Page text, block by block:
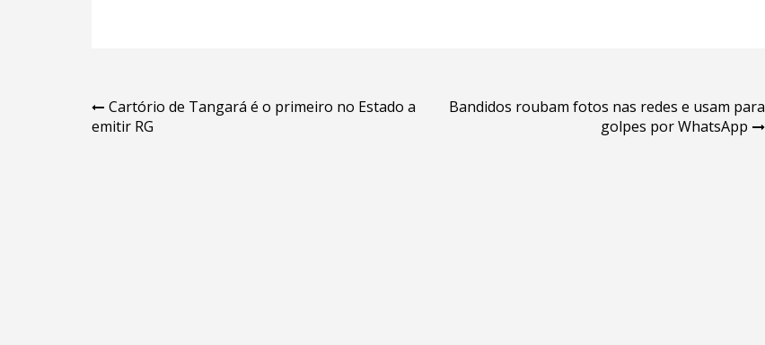
Navegação
de
Cartório de Tangará é o primeiro no Estado a
emitir RG
Bandidos roubam fotos nas redes e usam para
golpes por WhatsApp